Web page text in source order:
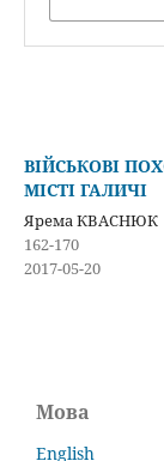
ВІЙСЬКОВІ
МІСТІ ГАЛИЧІ
Ярема КВАСНЮК
162-170
2017-05-20
Мова
English